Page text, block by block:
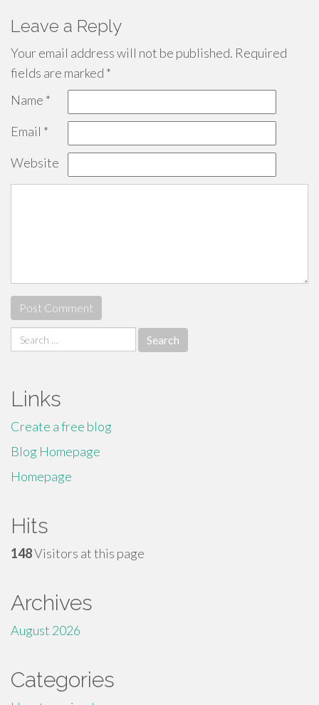
Leave a Reply
Your email address will not be published. Required
fields are marked *
Name *
Email *
Website
Search
for:
Links
Create a free blog
Blog Homepage
Homepage
Hits
148Visitors at this page
Archives
August 2026
Categories